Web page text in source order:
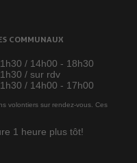
COMMUNAUX
/ 14h00 - 18h30
/ sur rdv
/ 14h00 - 17h00
volontiers sur rendez-vous. Ces
1 heure plus tôt!